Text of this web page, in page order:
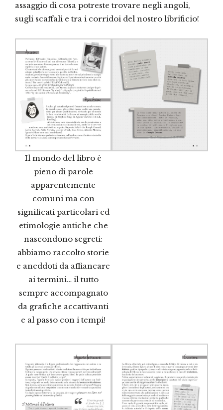
assaggio di cosa potreste trovare negli angoli,
sugli scaffali e tra i corridoi del nostro librificio!
Il mondo del libro è
pieno di parole
apparentemente
comuni ma con
significati particolari ed
etimologie antiche che
nascondono segreti:
abbiamo raccolto storie
e aneddoti da affiancare
ai termini… il tutto
sempre accompagnato
da grafiche accattivanti
e al passo con i tempi!